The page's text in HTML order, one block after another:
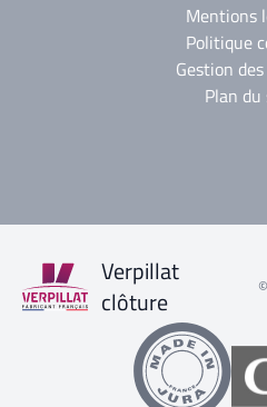
Mentions
Politique
Gestion
Plan
Verpillat
clôture